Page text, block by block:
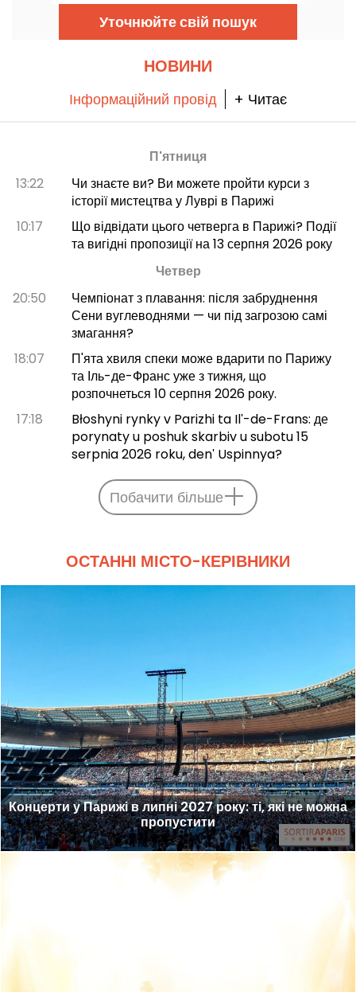
Уточнюйте свій пошук
НОВИНИ
Інформаційний провід + Читає
П'ятниця
13:22
Чи знаєте ви? Ви можете пройти курси з
історії мистецтва у Луврі в Парижі
10:17
Що відвідати цього четверга в Парижі? Події
та вигідні пропозиції на 13 серпня 2026 року
Четвер
20:50
Чемпіонат з плавання: після забруднення
Сени вуглеводнями — чи під загрозою самі
змагання?
18:07
П'ята хвиля спеки може вдарити по Парижу
та Іль-де-Франс уже з тижня, що
розпочнеться 10 серпня 2026 року.
17:18
Błoshyni rynky v Parizhi ta Ilʹ-de-Frans: де
porynaty u poshuk skarbiv u subotu 15
serpnia 2026 roku, denʹ Uspinnya?
Побачити більше
ОСТАННІ МІСТО-КЕРІВНИКИ
Концерти у Парижі в липні 2027 року: ті, які не можна
пропустити